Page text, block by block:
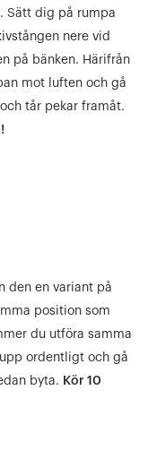
Sätt dig på rumpa
nere vid
på bänken. Härifrån
mot luften och gå
tår pekar framåt.
den en variant på
position som
du utföra samma
ordentligt och gå
byta. Kör 10